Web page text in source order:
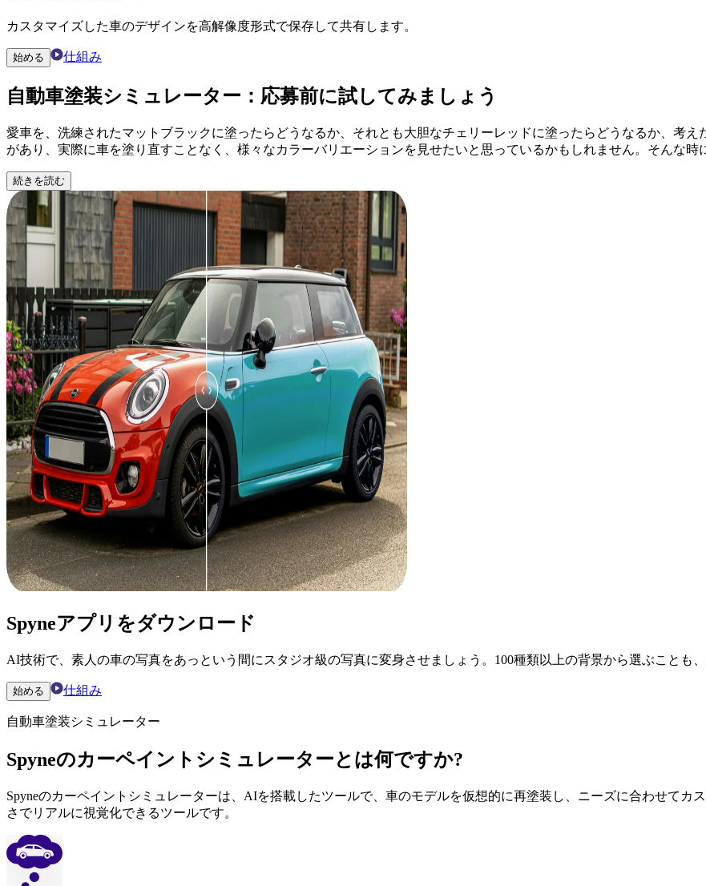
カスタマイズした車のデザインを高解像度形式で保存して共有します。
始める 仕組み
自動車塗装シミュレーター ：応募前に試してみましょう
愛車を、洗練されたマットブラックに塗ったらどうなるか、それとも大胆なチェリーレッドに塗ったらどうなるか、考
があり、実際に車を塗り直すことなく、様々なカラーバリエーションを見せたいと思っているかもしれません。そんな時
続きを読む
Spyneアプリをダウンロード
AI技術で、素人の車の写真をあっという間にスタジオ級の写真に変身させましょう。100種類以上の背景から選ぶことも
始める 仕組み
自動車塗装シミュレーター
Spyneのカーペイントシミュレーターとは何ですか?
Spyneのカーペイントシミュレーターは、AIを搭載したツールで、車のモデルを仮想的に再塗装し、ニーズに合わせてカ
さでリアルに視覚化できるツールです。